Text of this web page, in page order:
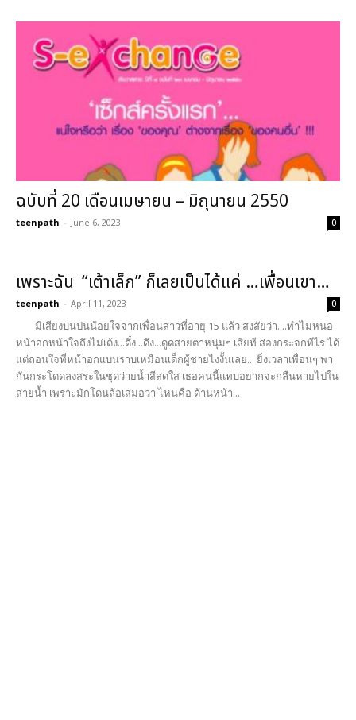
ฉบับที่ 20 เดือนเมษายน – มิถุนายน 2550
teenpath - June 6, 2023 0
เพราะฉัน “เต้าเล็ก” ก็เลยเป็นได้แค่ …เพื่อนเขา…
teenpath - April 11, 2023 0
มีเสียงบ่นปนน้อยใจจากเพื่อนสาวที่อายุ 15 แล้ว สงสัยว่า....ทำไมหนอ
หน้าอกหน้าใจถึงไม่เด้ง...ดึ๋ง...ดึง...ดูดสายตาหนุ่มๆ เสียที ส่องกระจกทีไร ได้
แต่ถอนใจที่หน้าอกแบนราบเหมือนเด็กผู้ชายไงงั้นเลย... ยิ่งเวลาเพื่อนๆ พา
กันกระโดดลงสระในชุดว่ายน้ำสีสดใส เธอคนนี้แทบอยากจะกลืนหายไปใน
สายน้ำ เพราะมักโดนล้อเสมอว่า ไหนคือ ด้านหน้า...